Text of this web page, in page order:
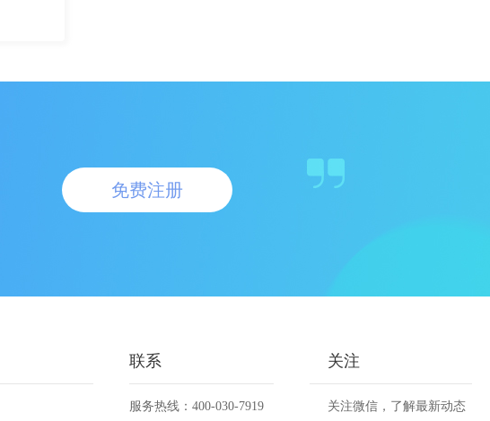
免费注册
联系
服务热线：400-030-7919
关注
关注微信，了解最新动态